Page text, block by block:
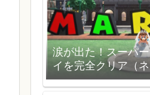
涙が出た！スーパ
イを完全クリア（ネ